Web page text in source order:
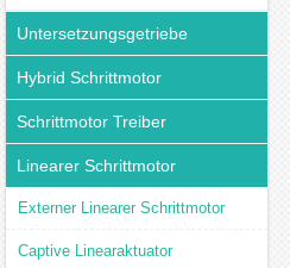
Untersetzungsgetriebe
Hybrid Schrittmotor
Schrittmotor Treiber
Linearer Schrittmotor
Externer Linearer Schrittmotor
Captive Linearaktuator